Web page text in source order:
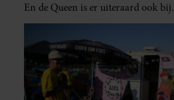
En de Queen is er uiteraard ook bij.